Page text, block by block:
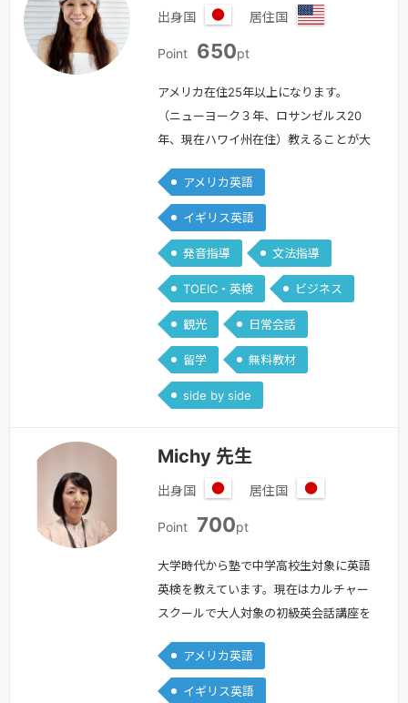
出身国
本
居住国
カ
合
衆
Point 650pt
アメリカ在住25年以上になります。
（ニューヨーク３年、ロサンゼルス20
年、現在ハワイ州在住）教えることが大
11年以上になります。初心者から上級
者、また、ビジネスを目的とされた方と
幅広い学習提供が可能です。また、アメ
リカ生活が長いため、現地の文化や習慣
を交えた英会話学習の提供が可能で
す。・英文法が得意なため、初心者には
文法を含めた基本英語の学習が可能（独
自のマテ…続きを見る »
アメリカ英語
イギリス英語
発音指導 文法指導
TOEIC・英検 ビジネス
観光 日常会話
留学 無料教材
side by side
Michy 先生
出身国
本
居住国
Point 700pt
大学時代から塾で中学高校生対象に英語
英検を教えています。現在はカルチャー
スクールで大人対象の初級英会話講座を
年ほど、大学社会人向け講座で英会話・
翻訳を3年学びました。＊8月18日以降
アメリカ英語
イギリス英語